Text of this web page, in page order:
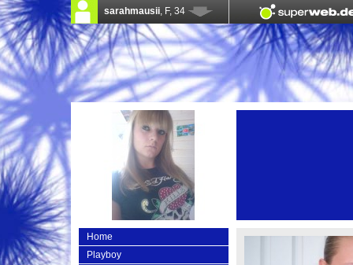
Home
Playboy